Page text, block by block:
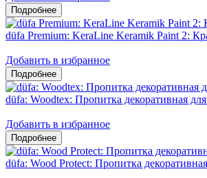
düfa Premium: KeraLine Keramik Paint 2:
Добавить в избранное
düfa: Woodtex: Пропитка декоративная
Добавить в избранное
düfa: Wood Protect: Пропитка